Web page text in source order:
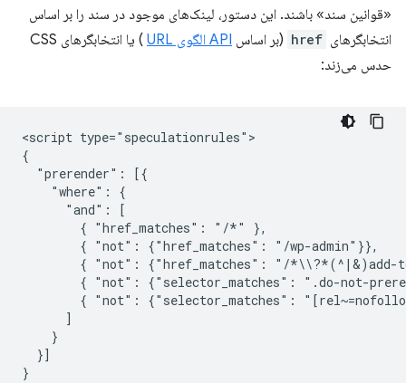
«قوانین سند» باشند. این دستور، لینک‌های موجود در سند را بر اساس
انتخابگرهای href (بر اساس API الگوی URL
) یا انتخابگرهای CSS
حدس می‌زند:
<script type="speculationrules">
{
  "prerender": [{
    "where": {
      "and": [
        { "href_matches": "/*" },
        { "not": {"href_matches": "/wp-admin"}},
{ "not": {"href_matches": "/*\\?*(^|&)add-
{ "not": {"selector_matches": ".do-not-
{ "not": {"selector_matches":
      ]
    }
  }]
}